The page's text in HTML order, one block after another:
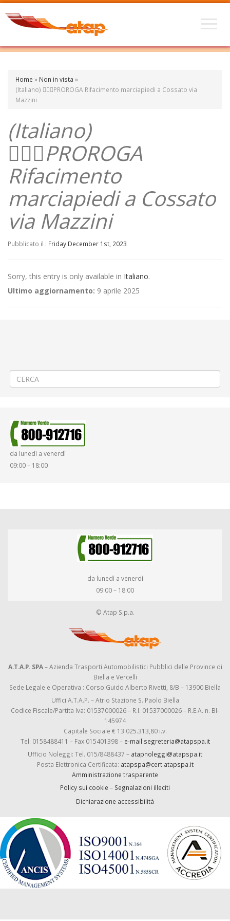
Home » Non in vista »
(Italiano) 🚶🏾‍♀️PROROGA Rifacimento marciapiedi a Cossato via
Mazzini
(Italiano)
🚶🏾‍♀️PROROGA
Rifacimento
marciapiedi a Cossato
via Mazzini
Pubblicato il : Friday December 1st, 2023
Sorry, this entry is only available in Italiano.
Ultimo aggiornamento: 9 aprile 2025
da lunedì a venerdì
09:00 – 18:00
da lunedì a venerdì
09:00 – 18:00
© Atap S.p.a.
A.T.A.P. SPA– Azienda Trasporti Automobilistici Pubblici delle Province di
Biella e Vercelli
Sede Legale e Operativa : Corso Guido Alberto Rivetti, 8/B – 13900 Biella
Uffici A.T.A.P. – Atrio Stazione S. Paolo Biella
Codice Fiscale/Partita Iva: 01537000026 – R.I. 01537000026 – R.E.A. n. BI-
145974
Capitale Sociale € 13.025.313,80 i.v.
Tel. 0158488411 – Fax 015401398 – e-mail segreteria@atapspa.it
Ufficio Noleggi: Tel. 015/8488437 – atapnoleggi@atapspa.it
Posta Elettronica Certificata: atapspa@cert.atapspa.it
Amministrazione trasparente
Policy sui cookie – Segnalazioni illeciti
Dichiarazione accessibilità